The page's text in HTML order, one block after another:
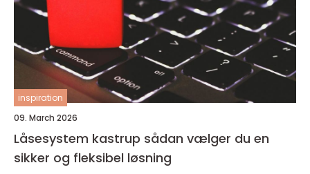
inspiration
09. March 2026
Låsesystem kastrup sådan vælger du en
sikker og fleksibel løsning